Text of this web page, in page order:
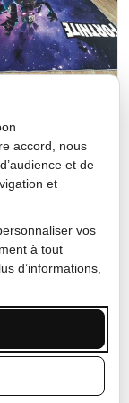
pas à ce
ait un si bel
l'encre est
le tapis est
doux, mon fils
accord, nous
et de
et
vos
à tout
d’informations,